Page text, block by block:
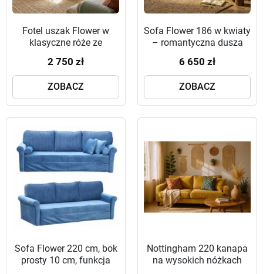
Fotel uszak Flower w
klasyczne róże ze
2 750 zł
ZOBACZ
Sofa Flower 186 w kwiaty
– romantyczna dusza
6 650 zł
ZOBACZ
Sofa Flower 220 cm, bok
prosty 10 cm, funkcja
Nottingham 220 kanapa
na wysokich nóżkach